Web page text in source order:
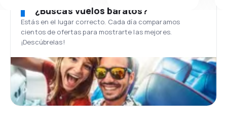
¿Buscas vuelos baratos?
Estás en el lugar correcto. Cada día comparamos
cientos de ofertas para mostrarte las mejores.
¡Descúbrelas!